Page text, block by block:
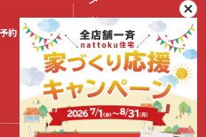
Kobo Co., Ltd.
約 スタッフブログ